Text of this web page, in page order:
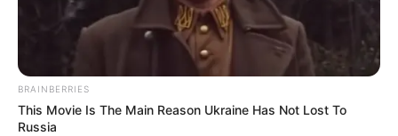
BRAINBERRIES
This Movie Is The Main Reason Ukraine Has Not Lost To
Russia